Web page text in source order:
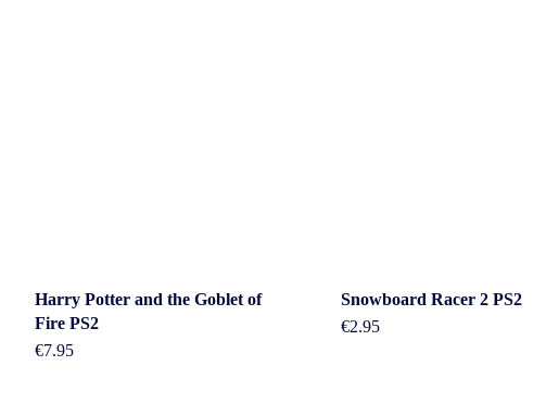
Harry Potter and the Goblet of
Fire PS2
€7.95
Snowboard Racer 2 PS2
€2.95
Contact
Beleid &